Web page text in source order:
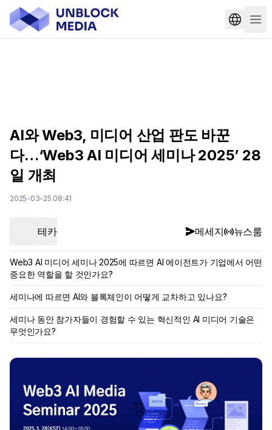
AI와 Web3, 미디어 산업 판도 바꾼
다…‘Web3 AI 미디어 세미나 2025’ 28
일 개최
2025-03-25 08:41
테카 메세지 뉴스룸
Web3 AI 미디어 세미나 2025에 따르면 AI 에이전트가 기업에서 어떤
중요한 역할을 할 것인가요?
세미나에 따르면 AI와 블록체인이 어떻게 교차하고 있나요?
세미나 동안 참가자들이 경험할 수 있는 혁신적인 AI 미디어 기술은
무엇인가요?